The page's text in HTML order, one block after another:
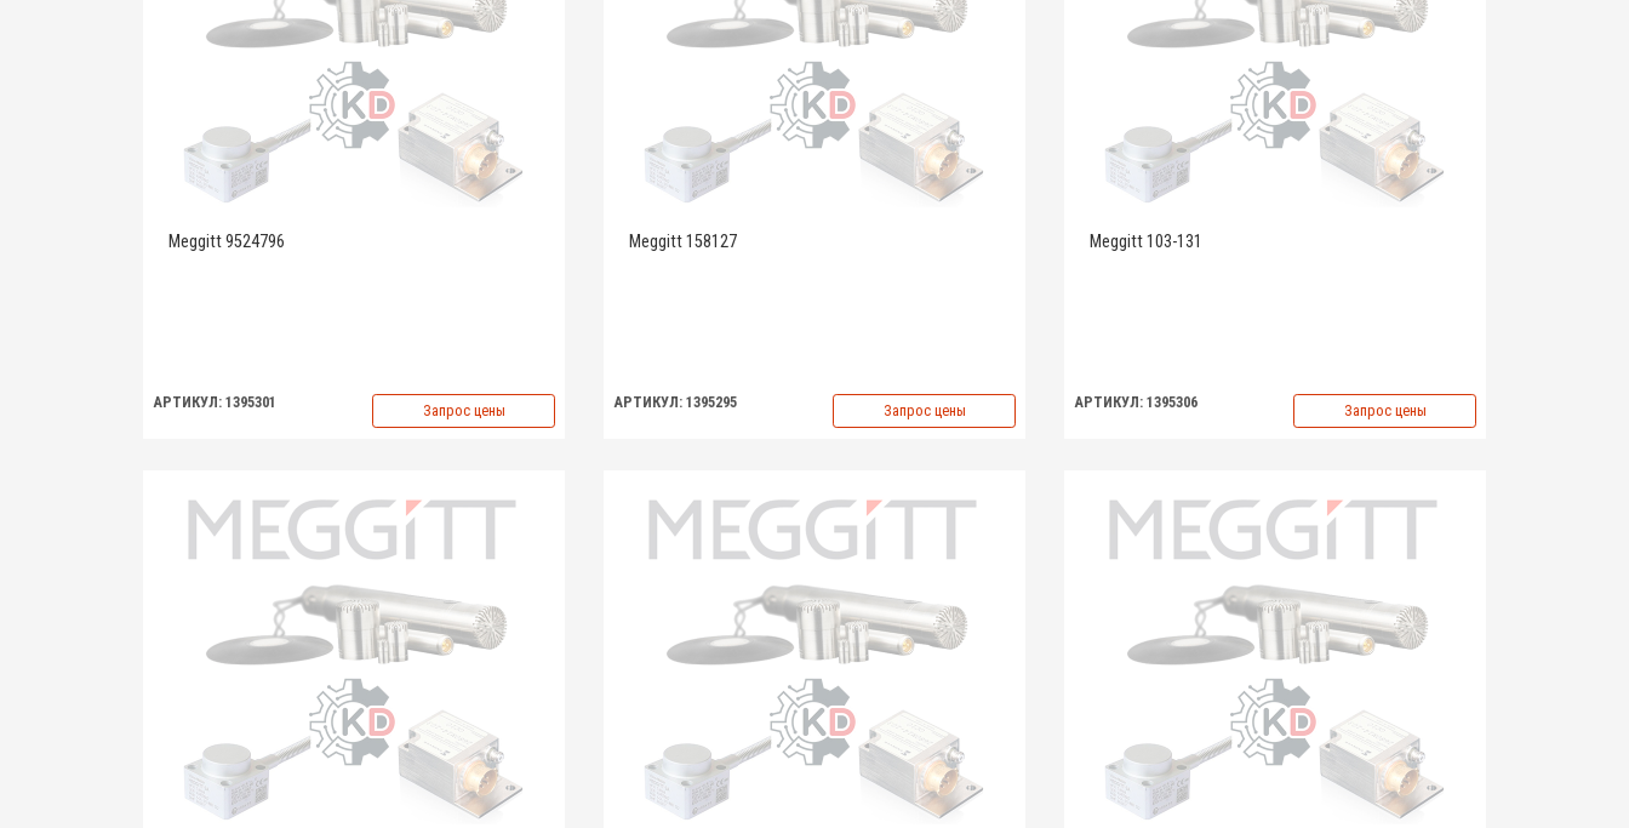
Meggitt 9524796
АРТИКУЛ: 1395301 Запрос цены
Meggitt 158127
АРТИКУЛ: 1395295 Запрос цены
Meggitt 103-131
АРТИКУЛ: 1395306 Запрос цены